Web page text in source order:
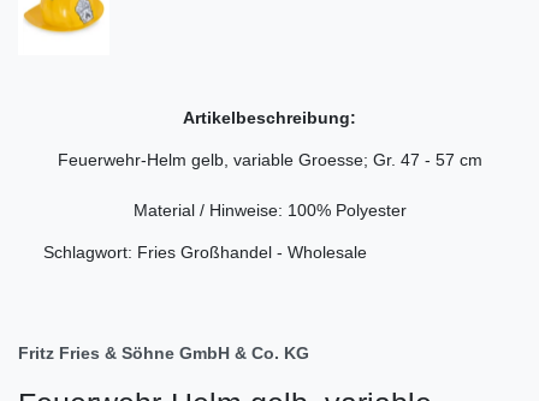
Artikelbeschreibung:
Feuerwehr-Helm gelb, variable Groesse; Gr. 47 - 57 cm
Material / Hinweise: 100% Polyester
Schlagwort: Fries Großhandel - Wholesale
Fritz Fries & Söhne GmbH & Co. KG